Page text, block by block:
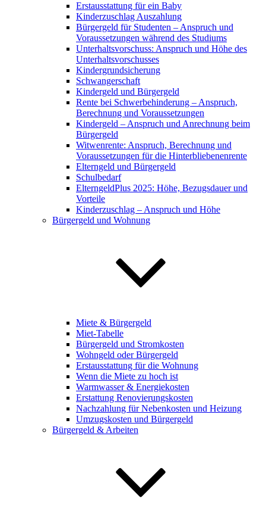
Erstausstattung für ein Baby
Kinderzuschlag Auszahlung
Bürgergeld für Studenten – Anspruch und
Voraussetzungen während des Studiums
Unterhaltsvorschuss: Anspruch und Höhe des
Unterhaltsvorschusses
Kindergrundsicherung
Schwangerschaft
Kindergeld und Bürgergeld
Rente bei Schwerbehinderung – Anspruch,
Berechnung und Voraussetzungen
Kindergeld – Anspruch und Anrechnung beim
Bürgergeld
Witwenrente: Anspruch, Berechnung und
Voraussetzungen für die Hinterbliebenenrente
Elterngeld und Bürgergeld
Schulbedarf
ElterngeldPlus 2025: Höhe, Bezugsdauer und
Vorteile
Kinderzuschlag – Anspruch und Höhe
Bürgergeld und Wohnung
Miete & Bürgergeld
Miet-Tabelle
Bürgergeld und Stromkosten
Wohngeld oder Bürgergeld
Erstausstattung für die Wohnung
Wenn die Miete zu hoch ist
Warmwasser & Energiekosten
Erstattung Renovierungskosten
Nachzahlung für Nebenkosten und Heizung
Umzugskosten und Bürgergeld
Bürgergeld & Arbeiten